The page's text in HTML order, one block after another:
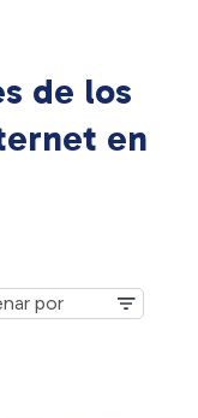
de los
en